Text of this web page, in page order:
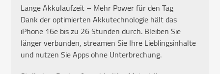
Lange Akkulaufzeit – Mehr Power für den Tag
Dank der optimierten Akkutechnologie hält das
iPhone 16e bis zu 26 Stunden durch. Bleiben Sie
länger verbunden, streamen Sie Ihre Lieblingsinhalte
und nutzen Sie Apps ohne Unterbrechung.